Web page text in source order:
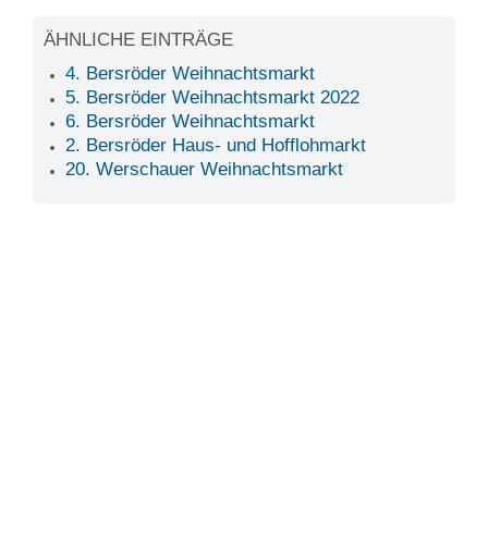
ÄHNLICHE EINTRÄGE
4. Bersröder Weihnachtsmarkt
5. Bersröder Weihnachtsmarkt 2022
6. Bersröder Weihnachtsmarkt
2. Bersröder Haus- und Hofflohmarkt
20. Werschauer Weihnachtsmarkt